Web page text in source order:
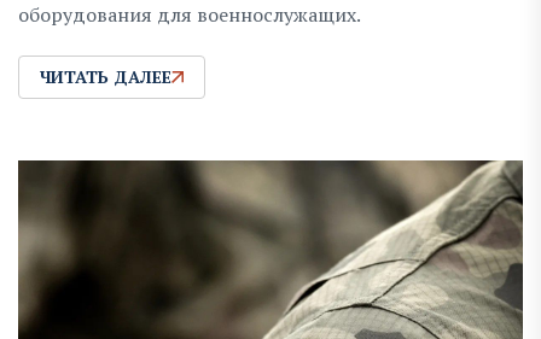
оборудования для военнослужащих.
ЧИТАТЬ ДАЛЕЕ